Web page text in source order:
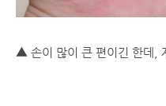
▲ 손이 많이 큰 편이긴 한데,